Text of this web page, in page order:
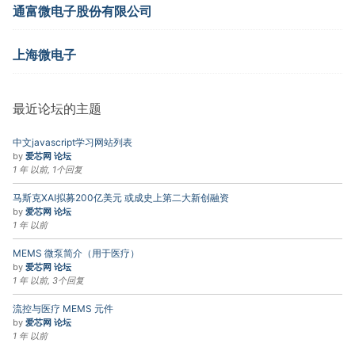
通富微电子股份有限公司
上海微电子
最近论坛的主题
中文javascript学习网站列表
by 爱芯网 论坛
1 年 以前, 1个回复
马斯克XAI拟募200亿美元 或成史上第二大新创融资
by 爱芯网 论坛
1 年 以前
MEMS 微泵简介（用于医疗）
by 爱芯网 论坛
1 年 以前, 3个回复
流控与医疗 MEMS 元件
by 爱芯网 论坛
1 年 以前